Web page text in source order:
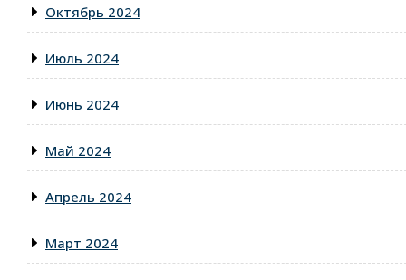
Октябрь 2024
Июль 2024
Июнь 2024
Май 2024
Апрель 2024
Март 2024